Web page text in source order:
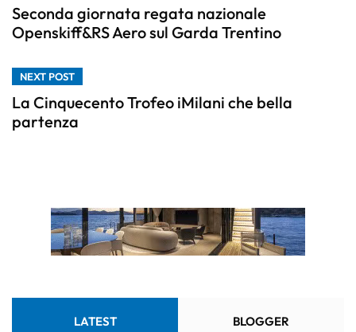
Seconda giornata regata nazionale
Openskiff&RS Aero sul Garda Trentino
NEXT POST
La Cinquecento Trofeo iMilani che bella
partenza
LATEST BLOGGER